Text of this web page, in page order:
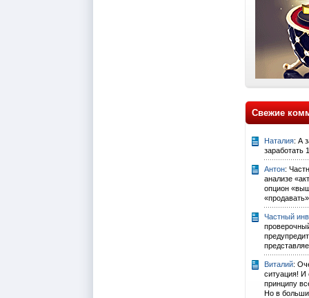
Свежие
Наталия: А
заработать
Антон:
анализе
опцион
Частный
Виталий:
ситуация! И
принципу
Но в